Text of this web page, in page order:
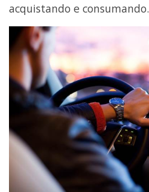
acquistando e consumando.